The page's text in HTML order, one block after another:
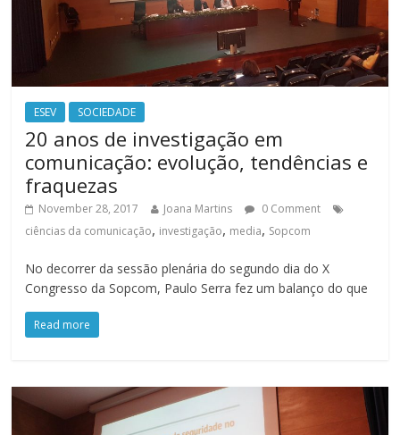
ESEV SOCIEDADE
20 anos de investigação em
comunicação: evolução, tendências e
fraquezas
November 28, 2017 Joana Martins
0 Comment
ciências da comunicação, investigação, media, Sopcom
No decorrer da sessão plenária do segundo dia do X
Congresso da Sopcom, Paulo Serra fez um balanço do que
Read more